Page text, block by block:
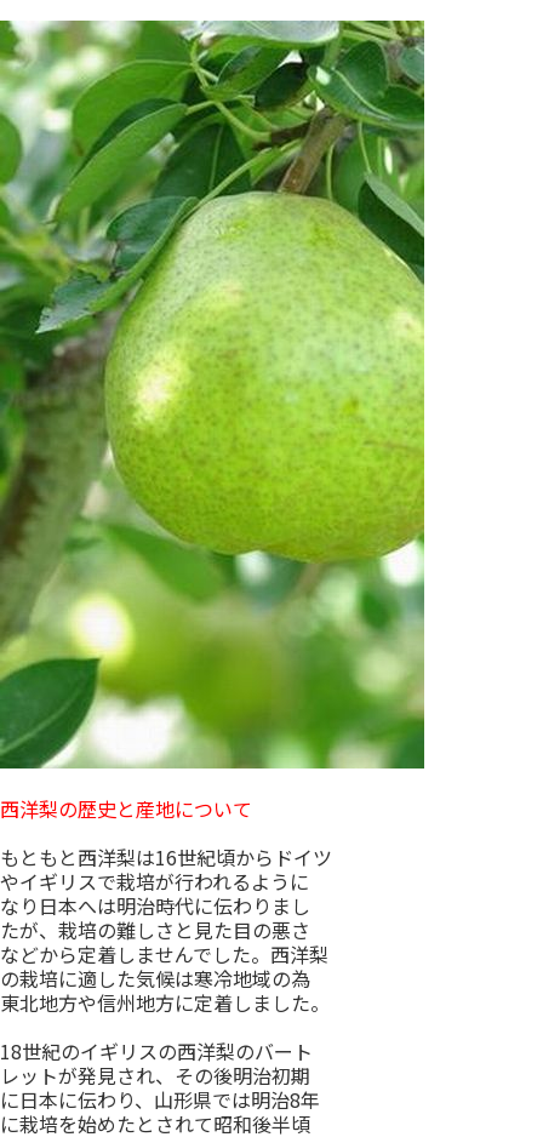
西洋梨の歴史と産地について
もともと西洋梨は16世紀頃からドイツ
やイギリスで栽培が行われるように
なり日本へは明治時代に伝わりまし
たが、栽培の難しさと見た目の悪さ
などから定着しませんでした。西洋梨
の栽培に適した気候は寒冷地域の為
東北地方や信州地方に定着しました。
18世紀のイギリスの西洋梨のバート
レットが発見され、その後明治初期
に日本に伝わり、山形県では明治8年
に栽培を始めたとされて昭和後半頃